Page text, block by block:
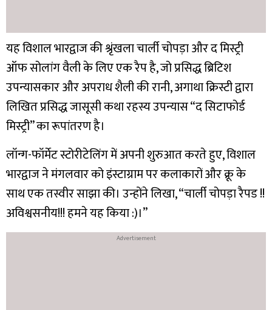
यह विशाल भारद्वाज की श्रृंखला चार्ली चोपड़ा और द मिस्ट्री
ऑफ सोलांग वैली के लिए एक रैप है, जो प्रसिद्ध ब्रिटिश
उपन्यासकार और अपराध शैली की रानी, ​​अगाथा क्रिस्टी द्वारा
लिखित प्रसिद्ध जासूसी कथा रहस्य उपन्यास “द सिटाफोर्ड
मिस्ट्री” का रूपांतरण है।
लॉन्ग-फॉर्मेट स्टोरीटेलिंग में अपनी शुरुआत करते हुए, विशाल
भारद्वाज ने मंगलवार को इंस्टाग्राम पर कलाकारों और क्रू के
साथ एक तस्वीर साझा की। उन्होंने लिखा, “चार्ली चोपड़ा रैपड !!
अविश्वसनीय!!! हमने यह किया :)।”